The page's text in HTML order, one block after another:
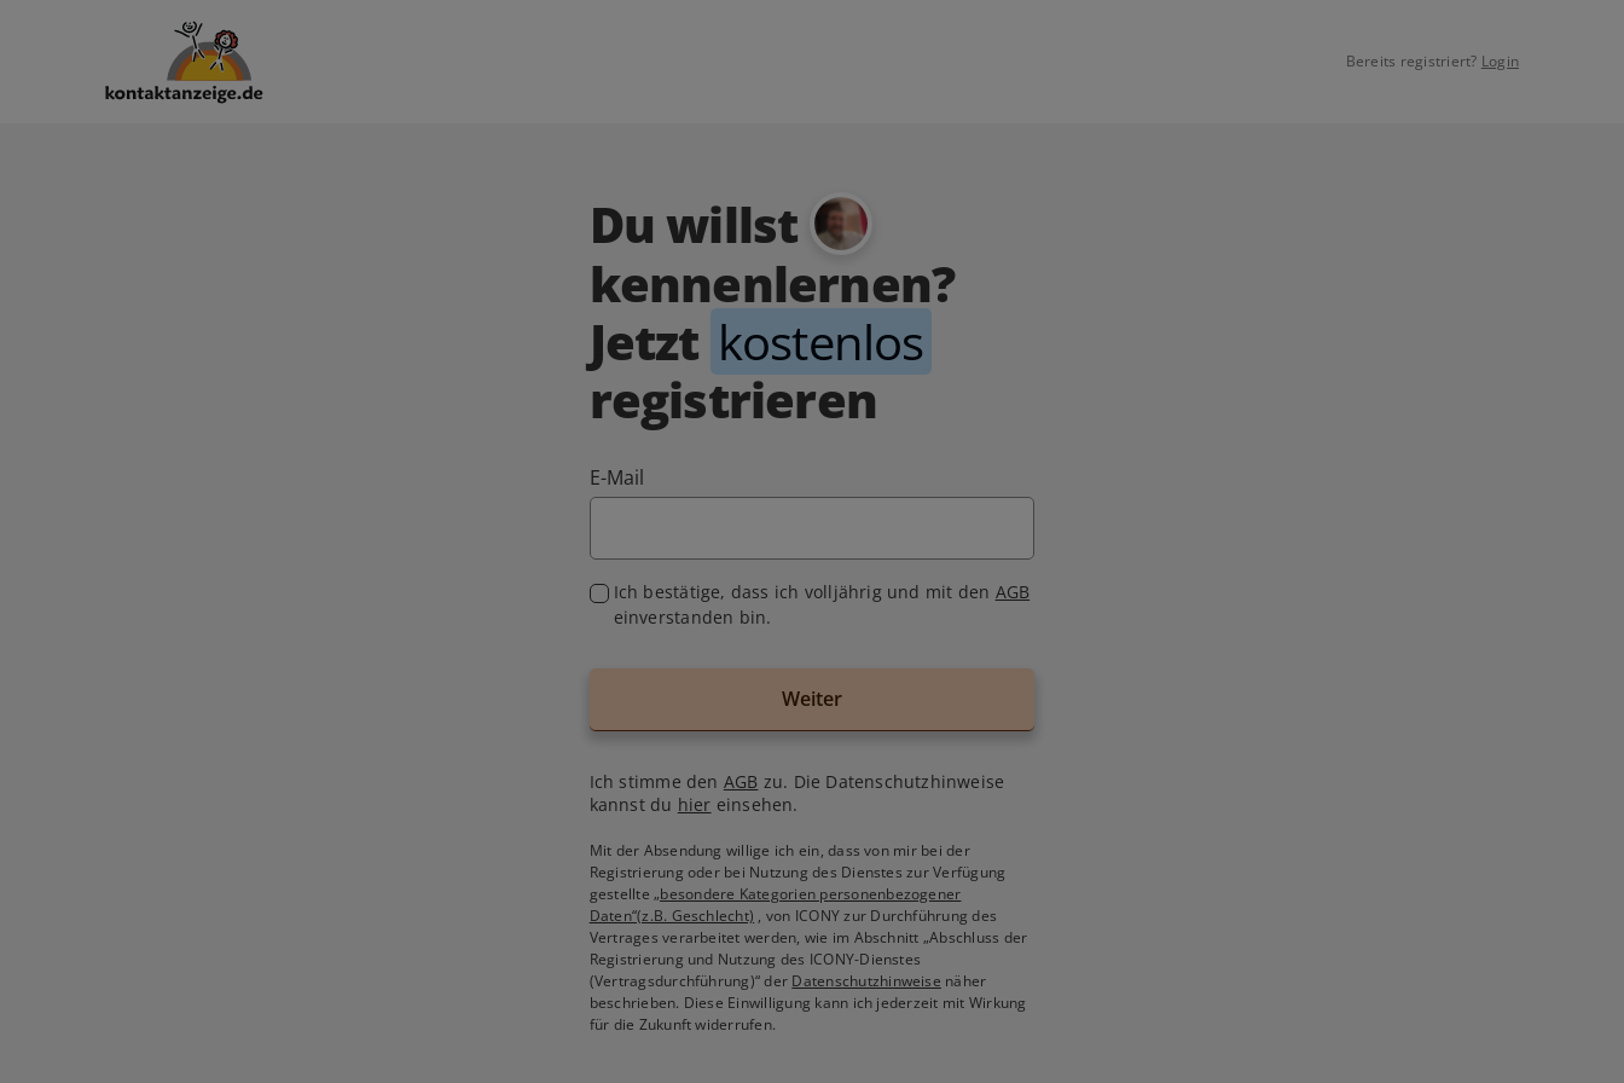
Bereits registriert? Login
Du willst
kennenlernen?
Jetzt kostenlos
registrieren
E-Mail
Ich bestätige, dass ich volljährig und mit den AGB
einverstanden bin.
Weiter
Ich stimme den AGB zu. Die Datenschutzhinweise
kannst du hier einsehen.
Mit der Absendung willige ich ein, dass von mir bei der
Registrierung oder bei Nutzung des Dienstes zur Verfügung
gestellte„besondere Kategorien personenbezogener
Daten“(z.B. Geschlecht) , von ICONY zur Durchführung des
Vertrages verarbeitet werden, wie im Abschnitt „Abschluss der
Registrierung und Nutzung des ICONY-Dienstes
(Vertragsdurchführung)“ der Datenschutzhinweise näher
beschrieben. Diese Einwilligung kann ich jederzeit mit Wirkung
für die Zukunft widerrufen.